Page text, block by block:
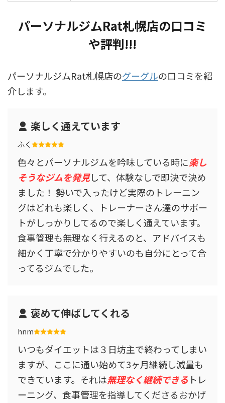
パーソナルジムRat札幌店の口コミ
や評判!!!
パーソナルジムRat札幌店のグーグルの口コミを紹
介します。
楽しく通えています
ふく
色々とパーソナルジムを吟味している時に楽し
そうなジムを発見して、体験なしで即決で決め
ました！ 勢いで入ったけど実際のトレーニン
グはどれも楽しく、トレーナーさん達のサポー
トがしっかりしてるので楽しく通えています。
食事管理も無理なく行えるのと、アドバイスも
細かく丁寧で分かりやすいのも自分にとって合
ってるジムでした。
褒めて伸ばしてくれる
hnm
いつもダイエットは３日坊主で終わってしまい
ますが、ここに通い始めて3ヶ月継続し減量も
できています。それは無理なく継続できる トレ
ーニング、食事管理を指導してくださるおかげ